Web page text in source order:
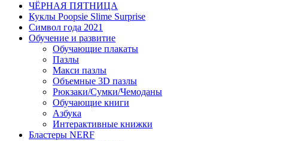
ЧЁРНАЯ ПЯТНИЦА
Куклы Poopsie Slime Surprise
Символ года 2021
Обучение и развитие
Обучающие плакаты
Пазлы
Макси пазлы
Объемные 3D пазлы
Рюкзаки/Сумки/Чемоданы
Обучающие книги
Азбука
Интерактивные книжки
Бластеры NERF